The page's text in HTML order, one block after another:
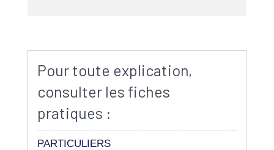
Pour toute explication,
consulter les fiches
pratiques :
PARTICULIERS